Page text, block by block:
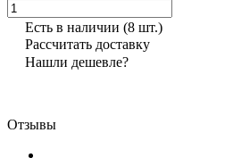
Есть в наличии (8 шт.)
Рассчитать доставку
Нашли дешевле?
Отзывы